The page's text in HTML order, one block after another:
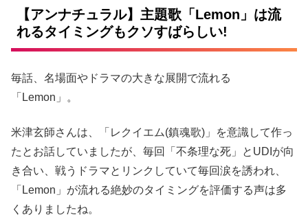
【アンナチュラル】主題歌「Lemon」は流
れるタイミングもクソすばらしい!
毎話、名場面やドラマの大きな展開で流れる
「Lemon」。
米津玄師さんは、「レクイエム(鎮魂歌)」を意識して作っ
たとお話していましたが、毎回「不条理な死」とUDIが向
き合い、戦うドラマとリンクしていて毎回涙を誘われ、
「Lemon」が流れる絶妙のタイミングを評価する声は多
くありましたね。